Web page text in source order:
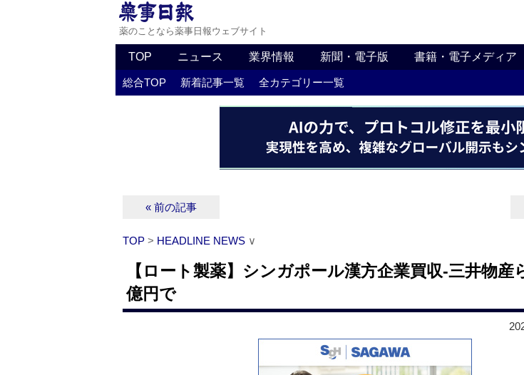
薬のことなら薬事日報ウェブサイト
TOP ニュース 業界情報 新聞・電子版 書籍・電子メディア
総合TOP 新着記事一覧 全カテゴリー一覧
« 前の記事
TOP > HEADLINE NEWS ∨
【ロート製薬】シンガポール漢方企業買収‐三井物産
億円で